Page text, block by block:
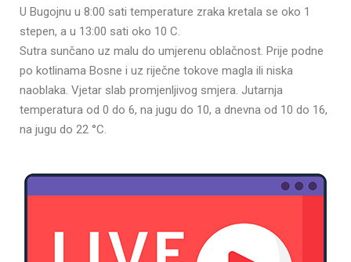
U Bugojnu u 8:00 sati temperature zraka kretala se oko 1
stepen, a u 13:00 sati oko 10 C.
Sutra sunčano uz malu do umjerenu oblačnost. Prije podne
po kotlinama Bosne i uz riječne tokove magla ili niska
naoblaka. Vjetar slab promjenljivog smjera. Jutarnja
temperatura od 0 do 6, na jugu do 10, a dnevna od 10 do 16,
na jugu do 22 °C.